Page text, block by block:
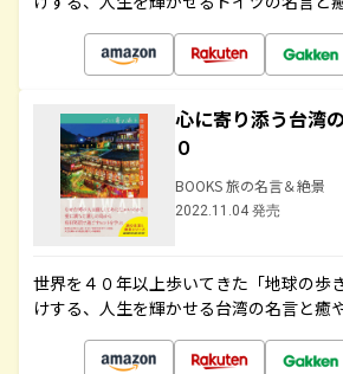
心に寄り添う台湾
０
BOOKS 旅の名言＆絶景
2022.11.04 発売
世界を４０年以上歩いてきた「地球の歩
けする、人生を輝かせる台湾の名言と癒